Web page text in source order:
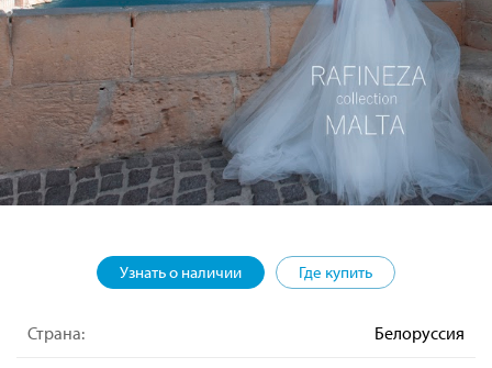
Узнать о наличии Где купить
Страна: Белоруссия